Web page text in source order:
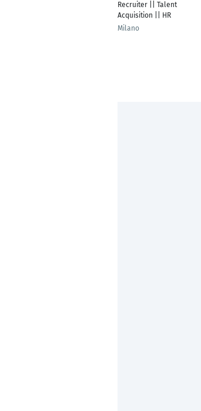
Recruiter || Talent
Acquisition || HR
Milano